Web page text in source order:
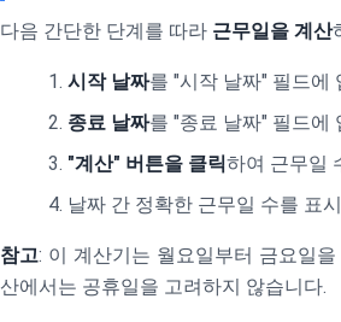
다음 간단한 단계를 따라 근무일을 계산
시작 날짜를 "시작 날짜" 필드에
종료 날짜를 "종료 날짜" 필드에
"계산" 버튼을 클릭하여 근무일
날짜 간 정확한 근무일 수를 표
참고: 이 계산기는 월요일부터 금요일을
산에서는 공휴일을 고려하지 않습니다.